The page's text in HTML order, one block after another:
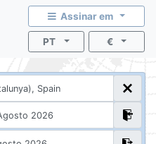
Assinar em
PT €